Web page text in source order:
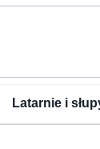
Latarnie i